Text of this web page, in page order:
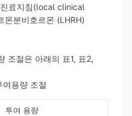
료지침(local clinical
분비호르몬 (LHRH)
조절은 아래의 표1, 표2,
용량 조절
투여 용량